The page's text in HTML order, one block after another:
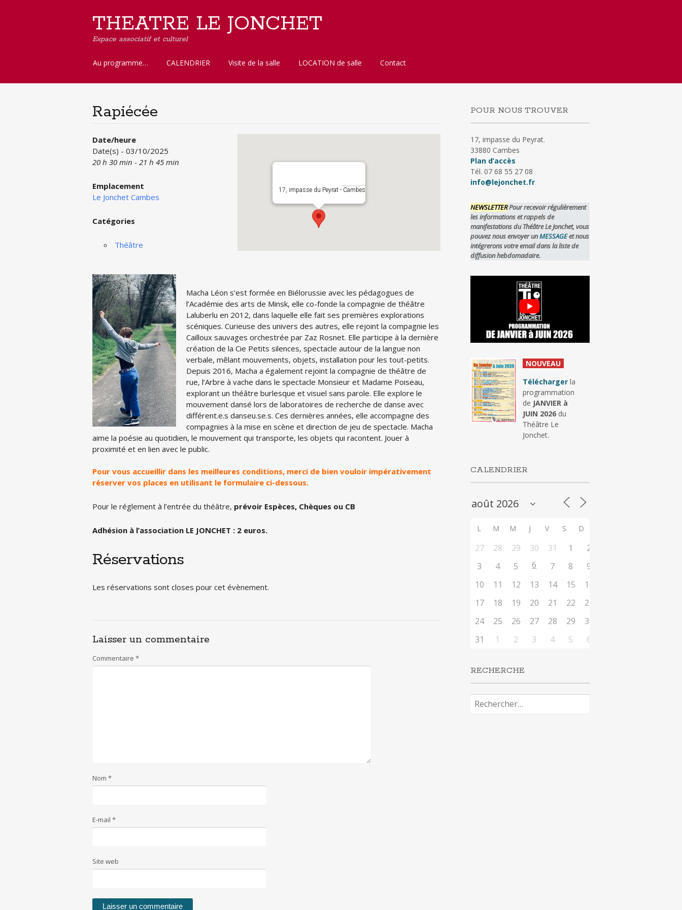
THEATRE LE JONCHET
Espace associatif et culturel
Aller
contenu
Au programme… CALENDRIER Visite de la salle LOCATION de salle Contact
Rapiécée
17, impasse du Peyrat - Cambes
Date/heure
Date(s) - 03/10/2025
20 h 30 min - 21 h 45 min
Emplacement
Le Jonchet Cambes
Catégories
Théâtre
Macha Léon s’est formée en Biélorussie avec les pédagogues de
l’Académie des arts de Minsk, elle co-fonde la compagnie de théâtre
Laluberlu en 2012, dans laquelle elle fait ses premières explorations
scéniques. Curieuse des univers des autres, elle rejoint la compagnie les
Cailloux sauvages orchestrée par Zaz Rosnet. Elle participe à la dernière
création de la Cie Petits silences, spectacle autour de la langue non
verbale, mêlant mouvements, objets, installation pour les tout-petits.
Depuis 2016, Macha a également rejoint la compagnie de théâtre de
rue, l’Arbre à vache dans le spectacle Monsieur et Madame Poiseau,
explorant un théâtre burlesque et visuel sans parole. Elle explore le
mouvement dansé lors de laboratoires de recherche de danse avec
différent.e.s danseu.se.s. Ces dernières années, elle accompagne des
compagnies à la mise en scène et direction de jeu de spectacle. Macha
aime la poésie au quotidien, le mouvement qui transporte, les objets qui racontent. Jouer à
proximité et en lien avec le public.
Pour vous accueillir dans les meilleures conditions, merci de bien vouloir impérativement
réserver vos places en utilisant le formulaire ci-dessous.
Pour le réglement à l’entrée du théâtre, prévoir Espèces, Chèques ou CB
Adhésion à l’association LE JONCHET : 2 euros.
Réservations
Les réservations sont closes pour cet évènement.
Laisser un commentaire
Commentaire *
Nom *
E-mail *
Site web
POUR NOUS TROUVER
17, impasse du Peyrat.
33880 Cambes
Plan d’accès
Tél. 07 68 55 27 08
info@lejonchet.fr
NEWSLETTERPour recevoir régulièrement
les informations et rappels de
manifestations du Théâtre Le Jonchet, vous
pouvez nous envoyer unMESSAGEet nous
intégrerons votre email dans la liste de
diffusion hebdomadaire.
NOUVEAU
Télécharger la
programmation
de JANVIER à
JUIN 2026 du
Théâtre Le
Jonchet.
CALENDRIER
L M M J V S D
27 28 29 30 31 1
2
3
4 5 6 7 8
9
10
11 12 13 14 15
16
17
18 19 20 21 22
23
24
25 26 27 28 29
30
31
1 2 3 4 5 6
RECHERCHE